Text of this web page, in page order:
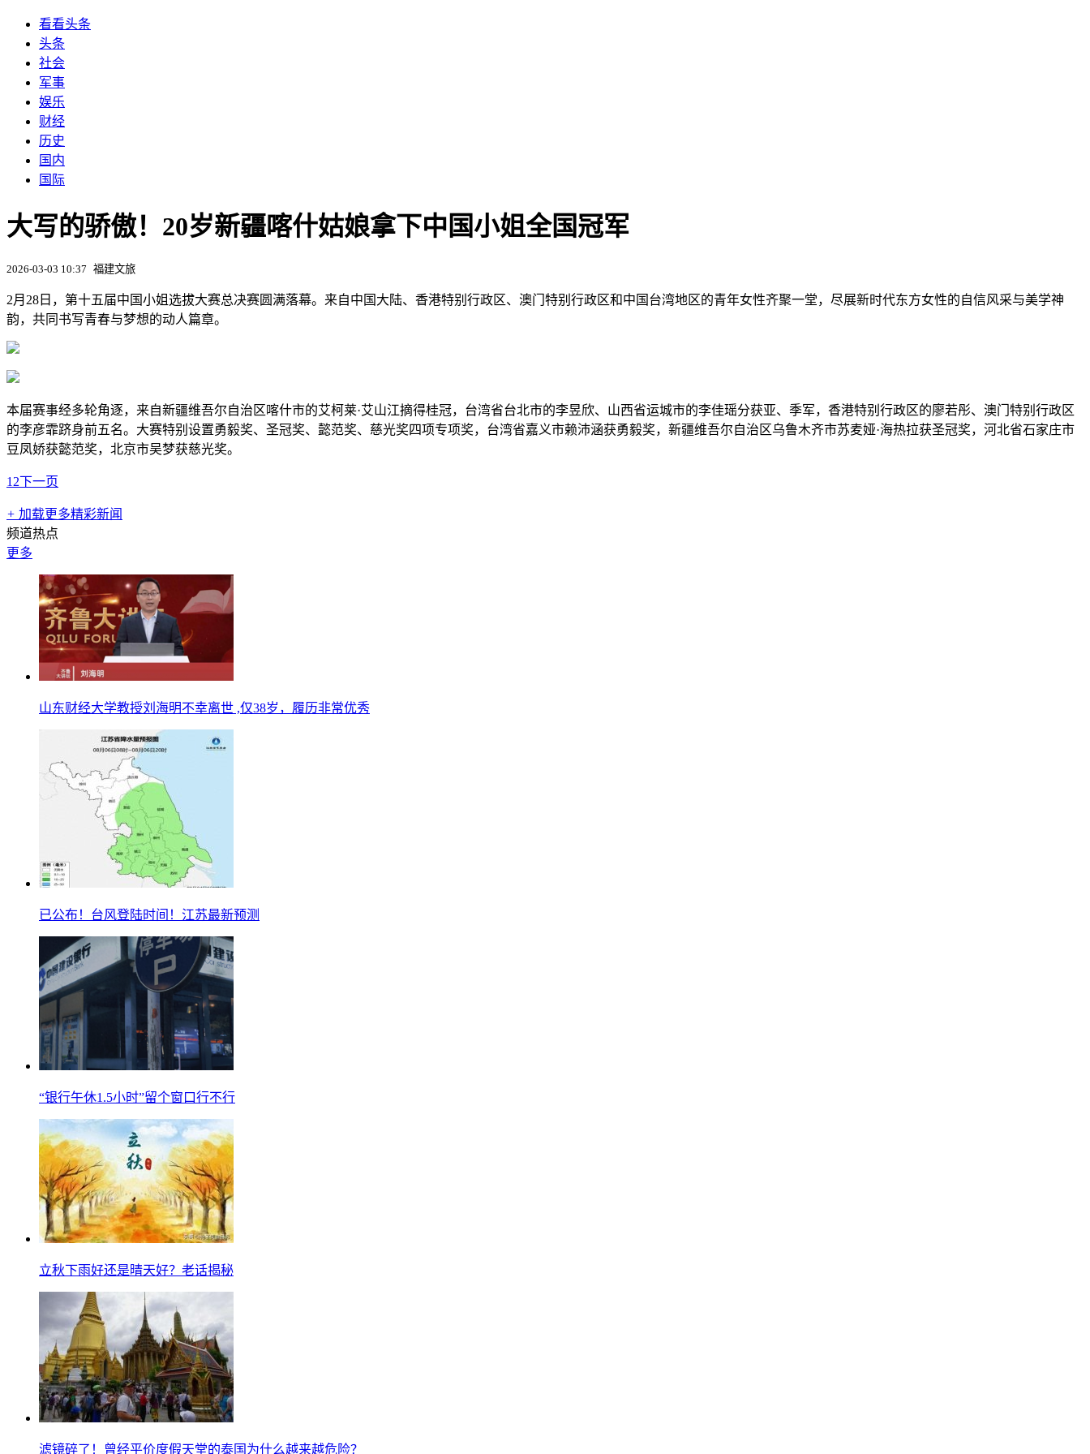
看看头条
头条
社会
军事
娱乐
财经
历史
国内
国际
大写的骄傲！20岁新疆喀什姑娘拿下中国小姐全国冠军
2026-03-03 10:37 福建文旅
2月28日，第十五届中国小姐选拔大赛总决赛圆满落幕。来自中国大陆、香港特别行政区、澳门特别行政区和中国台湾地区的青年女性齐聚一堂，尽展新时代东方女性的自信风采与美学神
韵，共同书写青春与梦想的动人篇章。
本届赛事经多轮角逐，来自新疆维吾尔自治区喀什市的艾柯莱·艾山江摘得桂冠，台湾省台北市的李昱欣、山西省运城市的李佳瑶分获亚、季军，香港特别行政区的廖若彤、澳门特别行政区
的李彦霏跻身前五名。大赛特别设置勇毅奖、圣冠奖、懿范奖、慈光奖四项专项奖，台湾省嘉义市赖沛涵获勇毅奖，新疆维吾尔自治区乌鲁木齐市苏麦娅·海热拉获圣冠奖，河北省石家庄市
豆凤娇获懿范奖，北京市吴梦获慈光奖。
1 2下一页
+ 加载更多精彩新闻
频道热点
更多
山东财经大学教授刘海明不幸离世 ,仅38岁，履历非常优秀
已公布！台风登陆时间！江苏最新预测
“银行午休1.5小时”留个窗口行不行
立秋下雨好还是晴天好？老话揭秘
滤镜碎了！曾经平价度假天堂的泰国为什么越来越危险？